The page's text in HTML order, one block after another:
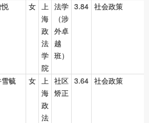
女
上
海
政
法
学
院
法学
（涉
外卓
越
班）
3.84 社会政策
毓 女
上
海
政
法
社区
矫正
3.64 社会政策